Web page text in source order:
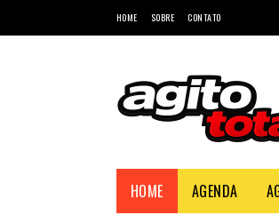
HOME SOBRE CONTATO
HOME AGENDA